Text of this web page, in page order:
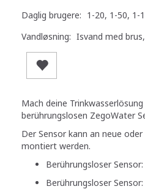
Daglig brugere: 1-20, 1-50, 1-
Vandløsning: Isvand med
Mach deine
berührungslosen ZegoWater
Der Sensor kann an neue
montiert werden.
Berührungsloser
Berührungsloser